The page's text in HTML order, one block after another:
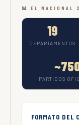
📊 EL NACIONAL
19
DEPARTAMENTOS
PARTIDOS
FORMATO DEL